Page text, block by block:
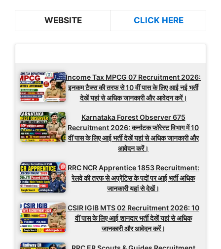
WEBSITE CLICK HERE
Income Tax MPCG 07 Recruitment 2026:
इनकम टैक्स की तरफ से 10 वीं पास के लिए आई नई भर्ती
देखें यहां से अधिक जानकारी और आवेदन करें।
Karnataka Forest Observer 675
Recruitment 2026: कर्नाटक फॉरेस्ट विभाग में 10
वीं पास के लिए आई भर्ती देखें यहां से अधिक जानकारी और
आवेदन करें।
RRC NCR Apprentice 1853 Recruitment:
रेलवे की तरफ से अप्रेंटिस के पदों पर आई भर्ती अधिक
जानकारी यहां से देखें।
CSIR IGIB MTS 02 Recruitment 2026: 10
वीं पास के लिए आई शानदार भर्ती देखें यहां से अधिक
जानकारी और आवेदन करें।